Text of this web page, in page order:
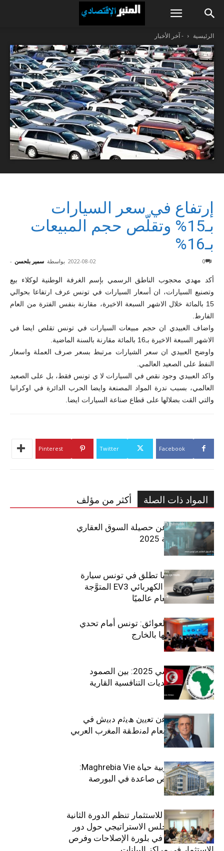
الرئيسية - آخر الأخبار
إرتفاع في سعر السيارات
بـ15% وتقلّص حجم المبيعات
بـ16%
بواسطة سمير بلحسن - 2022-08-02 0
أكد مهدي محجوب الناطق الرسمي بإسم الغرفة الوطنية لوكلاء بيع
وتصنيع السيارات، ان أسعار السيارات في تونس عرف ارتفاعا بحوالي
15 بالمائة خلال الاشهر السبعة الاخيرة، مقارنة بنفس الفترة من العام
الفارط.
واضاف العبيدي ان حجم مبيعات السيارات في تونس تقلص ايضا في
الاشهر السبعة الاخيرة بـ16 بالمائة مقارنة بالسنة الماضية.
واوضح العبيدي ان سعر الشيارات مرتبط بسعر صرف العملة واسعار
النفط على الصعيد العالمي.
واكد العبيدي وجود نقص في السيارات لا ي تونس فقط، بل على الصعيد
العالمي، بسبب ندرة المواد المصنعة وايضا الحرب الدائرة في اوكرانيا
والتي القت بضلالها على قطاع صناعة السيارات ايضا.
Facebook
Twitter
Pinterest
المواد ذات الصلة أكثر من مؤلف
مبوب تكشف عن حصيلة السوق العقاري
في تونس لسنة 2025
سيتي كارز – كيا تطلق في تونس سيارة
الـدفع الرباعي الكهربائي EV3 المتوَّجة
بلقب سيارة العام عالميًا
بين الطموح والعوائق: تونس أمام تحدي
استعادة كفاءاتها بالخارج
الاقتصاد التونسي 2025: بين الصمود
الاجتماعي وتحديات التنافسية القارية
ﺗﯾﺗرا ﺑﺎك ﺗﻌﻠن ﻋن ﺗﻌﯾﯾن ھﯾﺛم دﺑﯾش ﻓﻲ
ﻣﻧﺻب اﻟﻣدﯾر اﻟﻌﺎم ﻟﻣﻧطﻘﺔ اﻟﻣﻐرب اﻟﻌرﺑﻲ
وﻏرب أﻓرﯾﻘﯾﺎ
التأمينات المغربية حياة Maghrebia Vie:
فاعل رائد بفرص صاعدة في البورصة
(+34.8%)
الهيئة التونسية للاستثمار تنظم الدورة الثانية
والعشرين للمجلس الاستراتيجي حول دور
القطاع الخاص في بلورة الإصلاحات وفرص